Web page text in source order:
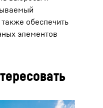
обеспечить
элементов